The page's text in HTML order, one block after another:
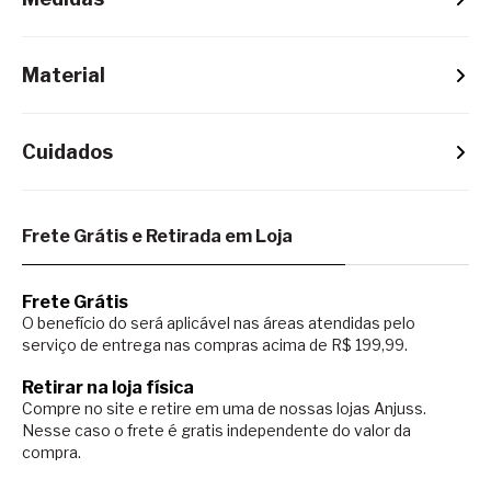
Material
Cuidados
Frete Grátis e Retirada em Loja
Frete Grátis
O benefício do será aplicável nas áreas atendidas pelo
serviço de entrega nas compras acima de R$ 199,99.
Retirar na loja física
Compre no site e retire em uma de nossas lojas Anjuss.
Nesse caso o frete é gratis independente do valor da
compra.